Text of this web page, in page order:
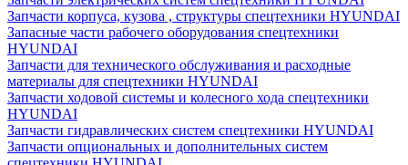
Запчасти корпуса, кузова , структуры спецтехники HYUNDAI
Запасные части рабочего оборудования спецтехники
HYUNDAI
Запчасти для технического обслуживания и расходные
материалы для спецтехники HYUNDAI
Запчасти ходовой системы и колесного хода спецтехники
HYUNDAI
Запчасти гидравлических систем спецтехники HYUNDAI
Запчасти опциональных и дополнительных систем